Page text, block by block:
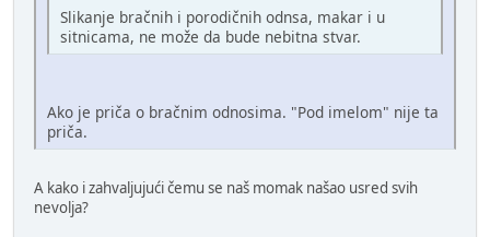
Slikanje bračnih i porodičnih odnsa, makar i u
sitnicama, ne može da bude nebitna stvar.
Ako je priča o bračnim odnosima. "Pod imelom" nije ta
priča.
A kako i zahvaljujući čemu se naš momak našao usred svih
nevolja?